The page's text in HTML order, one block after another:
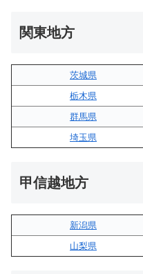
関東地方
茨城県
栃木県
群馬県
埼玉県
甲信越地方
新潟県
山梨県